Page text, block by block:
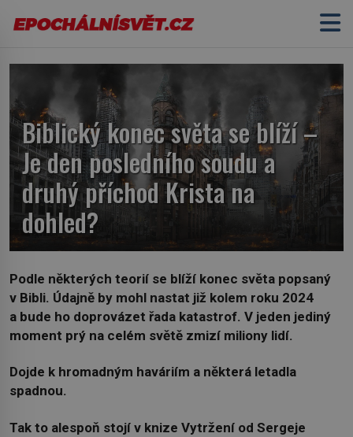
Biblický konec světa se blíží –
Je den posledního soudu a
druhý příchod Krista na
dohled?
Podle některých teorií se blíží konec světa popsaný
v Bibli. Údajně by mohl nastat již kolem roku 2024
a bude ho doprovázet řada katastrof. V jeden jediný
moment prý na celém světě zmizí miliony lidí.
Dojde k hromadným haváriím a některá letadla
spadnou.
Tak to alespoň stojí v knize Vytržení od Sergeje